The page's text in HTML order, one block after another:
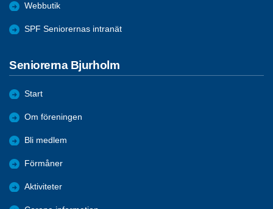
Webbutik
SPF Seniorernas intranät
Seniorerna Bjurholm
Start
Om föreningen
Bli medlem
Förmåner
Aktiviteter